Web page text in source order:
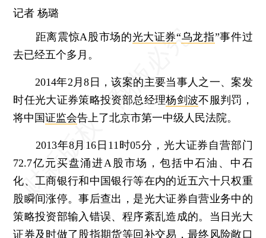
记者 杨璐
距离震惊A股市场的光大证券“乌龙指”事件过
去已经五个多月。
2014年2月8日，该案的主要当事人之一、案发
时任光大证券策略投资部总经理杨剑波不服判罚，
将中国证监会告上了北京市第一中级人民法院。
2013年8月16日11时05分，光大证券自营部门
72.7亿元买盘涌进A股市场，包括中石油、中石
化、工商银行和中国银行等在内的近五六十只权重
股瞬间涨停。事后查出，是光大证券自营业务中的
策略投资部输入错误、程序紊乱造成的。当日光大
证券及时做了股指期货等回补交易，最终风险敞口